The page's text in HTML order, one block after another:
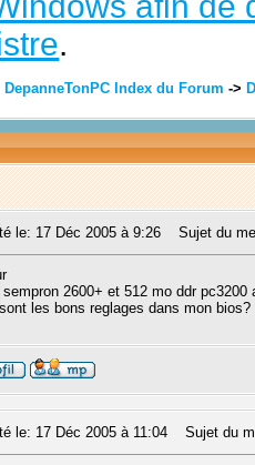
.
DepanneTonPC Index du Forum ->
le: 17 Déc 2005 à 9:26 Sujet du
2600+ et 512 mo ddr pc3200
les bons reglages dans mon bios?
le: 17 Déc 2005 à 11:04 Sujet du